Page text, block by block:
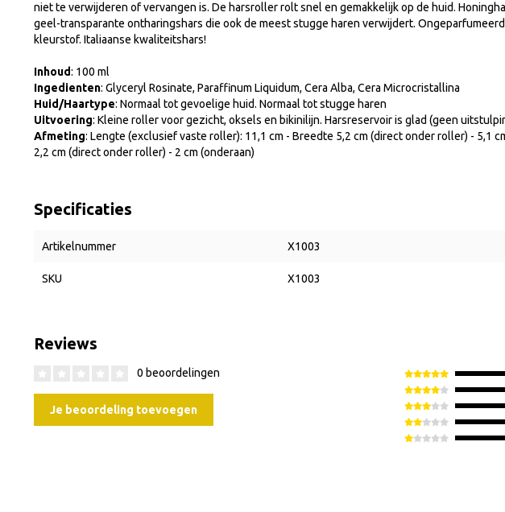
niet te verwijderen of vervangen is. De harsroller rolt snel en gemakkelijk op de huid.
geel-transparante ontharingshars die ook de meest stugge haren verwijdert.
kleurstof. Italiaanse kwaliteitshars!
Inhoud: 100 ml
Ingedienten: Glyceryl Rosinate, Paraffinum Liquidum, Cera Alba, Cera Microcristallina
Huid/Haartype: Normaal tot gevoelige huid. Normaal tot stugge haren
Uitvoering: Kleine roller voor gezicht, oksels en bikinilijn. Harsreservoir is glad (geen
Afmeting: Lengte (exclusief vaste roller): 11,1 cm - Breedte 5,2 cm (direct onder roller) - 5,1
2,2 cm (direct onder roller) - 2 cm (onderaan)
Specificaties
Artikelnummer X1003
SKU X1003
Reviews
0 beoordelingen
Je beoordeling toevoegen